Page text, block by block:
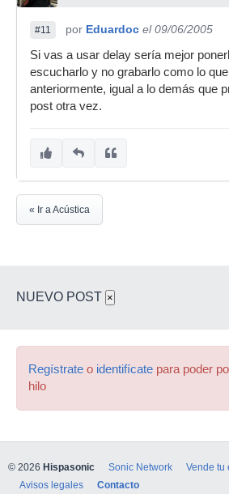
#11 por Eduardoc el 09/06/2005
Si vas a usar delay sería mejor
escucharlo y no grabarlo como lo
anteriormente, igual a lo demás que
post otra vez.
« Ir a Acústica
NUEVO POST ×
Regístrate o identifícate para poder
hilo
© 2026 Hispasonic Sonic Network Vende tu
Avisos legales
Contacto